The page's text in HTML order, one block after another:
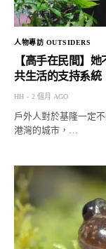
人物專訪 OUTSIDERS
【高手在民間】
共生活的支持系統
HH 2 個月 AGO
戶外人對於基隆一定
港灣的城市，…